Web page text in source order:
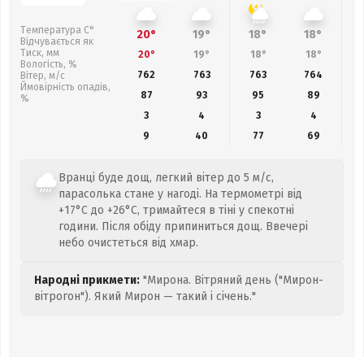
Температура С°
Відчувається як
Тиск, мм
Вологість, %
Вітер, м/с
Ймовірність опадів,
%
20° 19° 18° 18°
20° 19° 18° 18°
762
763 763 764
87
93 95 89
3
4 3
4
9
40 77 69
Вранці буде дощ, легкий вітер до 5 м/с,
парасолька стане у нагоді. На термометрі від
+17°C до +26°C, тримайтеся в тіні у спекотні
години. Після обіду припиниться дощ. Ввечері
небо очистеться від хмар.
Народні прикмети: "Мирона. Вітряний день ("Мирон-
вітрогон"). Який Мирон — такий і січень."